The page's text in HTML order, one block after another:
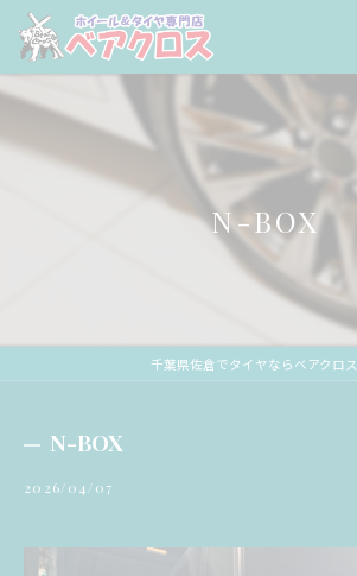
N-BOX
千葉県佐倉でタイヤならベアクロス
N-BOX
2026/04/07